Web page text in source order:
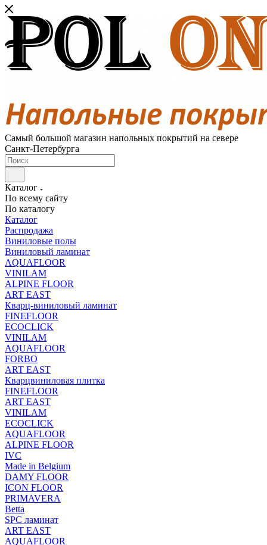
Самый большой магазин напольных покрытий на севере
Санкт-Петербурга
Каталог
По всему сайту
По каталогу
Каталог
Распродажа
Виниловые полы
Виниловый ламинат
AQUAFLOOR
VINILAM
ALPINE FLOOR
ART EAST
Кварц-виниловый ламинат
FINEFLOOR
ECOCLICK
VINILAM
AQUAFLOOR
FORBO
ART EAST
Кварцвиниловая плитка
FINEFLOOR
ART EAST
VINILAM
ECOCLICK
AQUAFLOOR
ALPINE FLOOR
IVC
Made in Belgium
DAMY FLOOR
ICON FLOOR
PRIMAVERA
Betta
SPC ламинат
ART EAST
AQUAFLOOR